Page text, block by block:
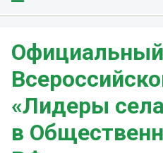
Официальный
«Лидеры
в